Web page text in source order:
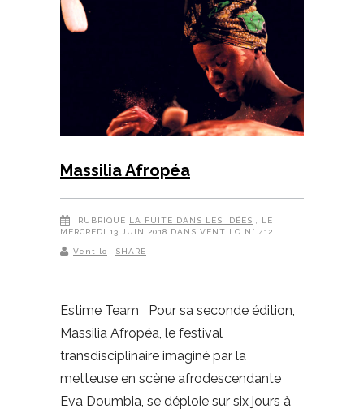
Massilia Afropéa
RUBRIQUE LA FUITE DANS LES IDÉES
, LE
MERCREDI 13 JUIN 2018 DANS VENTILO N° 412
Ventilo SHARE
Estime Team Pour sa seconde édition,
Massilia Afropéa, le festival
transdisciplinaire imaginé par la
metteuse en scène afrodescendante
Eva Doumbia, se déploie sur six jours à